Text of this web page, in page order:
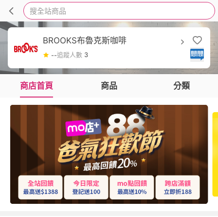
搜全站商品
BROOKS布魯克斯咖啡
--追蹤人數 3
商店首頁 商品 分類